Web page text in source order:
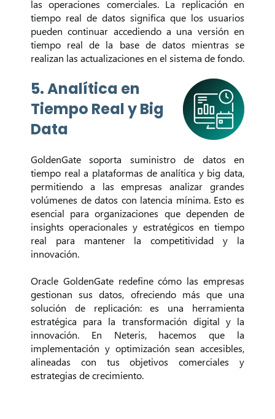
las operaciones comerciales. La replicación en
tiempo real de datos significa que los usuarios
pueden continuar accediendo a una versión en
tiempo real de la base de datos mientras se
realizan las actualizaciones en el sistema de fondo.
5. Analítica en
Tiempo Real y Big
Data
GoldenGate soporta suministro de datos en
tiempo real a plataformas de analítica y big data,
permitiendo a las empresas analizar grandes
volúmenes de datos con latencia mínima. Esto es
esencial para organizaciones que dependen de
insights operacionales y estratégicos en tiempo
real para mantener la competitividad y la
innovación.
Oracle GoldenGateredefine cómo las empresas
gestionan sus datos, ofreciendo más que una
solución de replicación: es una herramienta
estratégica para la transformación digital y la
innovación. En Neteris, hacemos que la
implementación y optimización sean accesibles,
alineadas con tus objetivos comerciales y
estrategias de crecimiento.